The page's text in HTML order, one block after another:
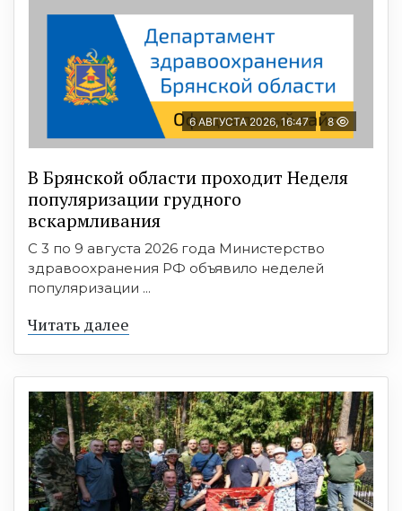
6 АВГУСТА 2026, 16:47 8
В Брянской области проходит Неделя
популяризации грудного
вскармливания
С 3 по 9 августа 2026 года Министерство
здравоохранения РФ объявило неделей
популяризации ...
Читать далее